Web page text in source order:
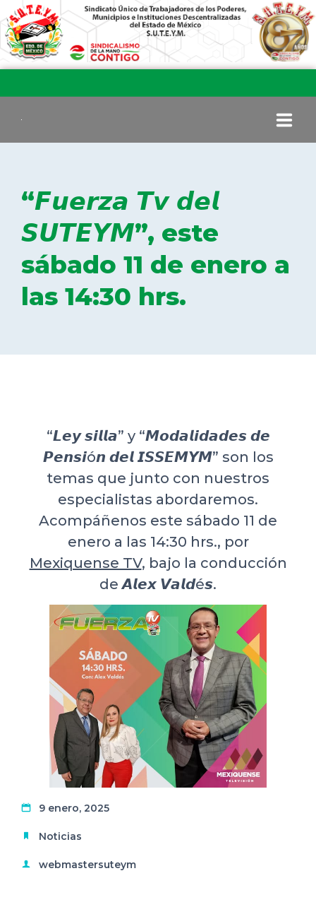
COMITÉ EJECUTIVO
COMISIÓN DE VIGILANCIA
SECCIONES
TRANSPARENCIA
“𝙁𝙪𝙚𝙧𝙯𝙖 𝙏𝙫 𝙙𝙚𝙡
𝙎𝙐𝙏𝙀𝙔𝙈”, este
sábado 11 de enero a
las 14:30 hrs.
“𝙇𝙚𝙮 𝙨𝙞𝙡𝙡𝙖” y “𝙈𝙤𝙙𝙖𝙡𝙞𝙙𝙖𝙙𝙚𝙨 𝙙𝙚
𝙋𝙚𝙣𝙨𝙞ó𝙣 𝙙𝙚𝙡 𝙄𝙎𝙎𝙀𝙈𝙔𝙈” son los
temas que junto con nuestros
especialistas abordaremos.
Acompáñenos este sábado 11 de
enero a las 14:30 hrs., por
Mexiquense TV, bajo la conducción
de 𝘼𝙡𝙚𝙭 𝙑𝙖𝙡𝙙é𝙨.
9 enero, 2025
Noticias
webmastersuteym